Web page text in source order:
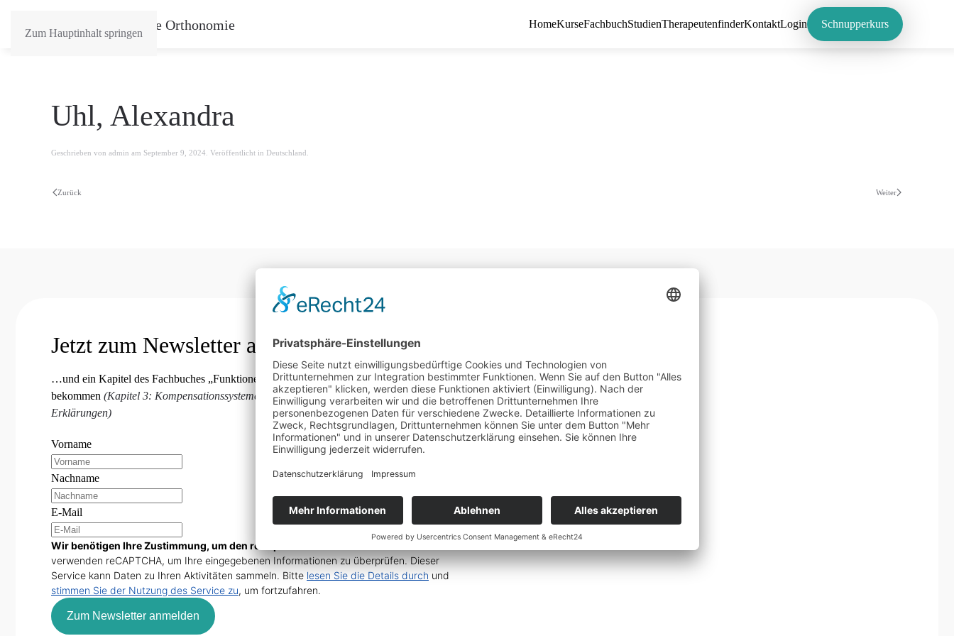
Zum Hauptinhalt springen
HomeKurseFachbuchStudienTherapeutenfinderKontaktLogin Schnupperkurs
Uhl, Alexandra
Geschrieben von admin am September 9, 2024 . Veröffentlicht in Deutschland
Zurück Weiter
Jetzt zum Newsletter anmelden
…und ein Kapitel des Fachbuches „Funktionelle Orthonmie und Integration“ geschenkt
bekommen (Kapitel 3: Kompensationssysteme und Blockierungsketten inkl. Schemata und
Erklärungen)
Vorname
Nachname
E-Mail
Wir benötigen Ihre Zustimmung, um den reCaptcha v3-Service zu laden!
verwenden reCAPTCHA, um Ihre eingegebenen Informationen zu überprüfen. Dieser
Service kann Daten zu Ihren Aktivitäten sammeln. Bitte lesen Sie die Details durch und
stimmen Sie der Nutzung des Service zu, um fortzufahren.
Zum Newsletter anmelden